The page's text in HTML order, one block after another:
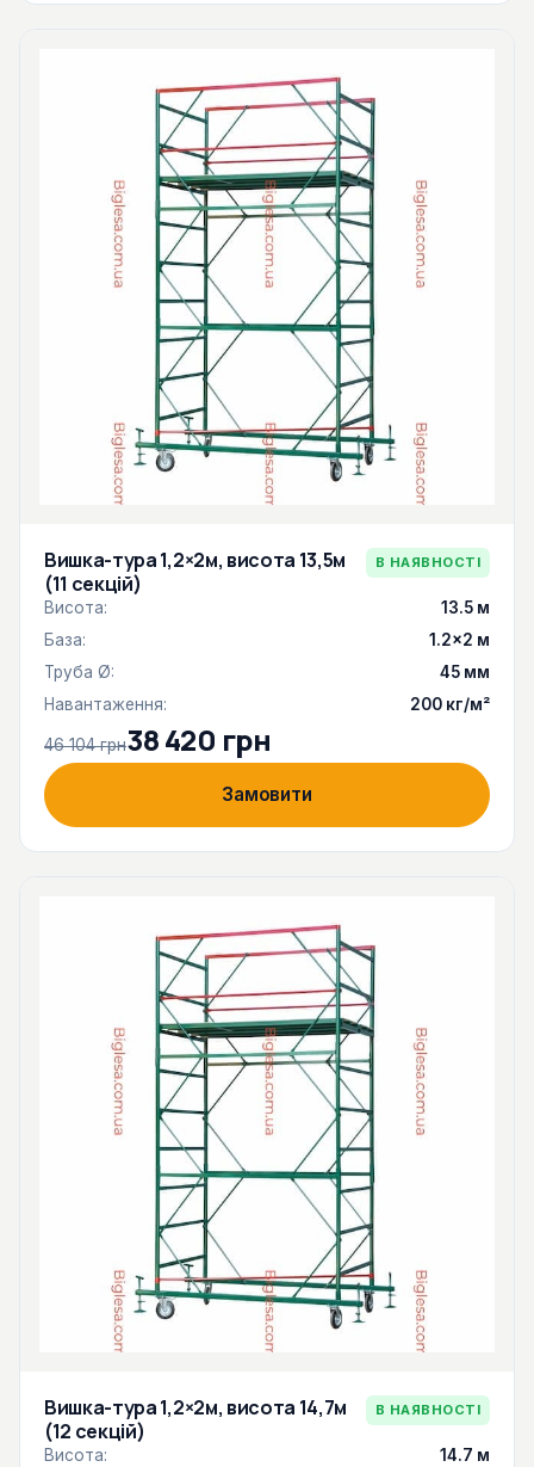
Вишка-тура 1,2×2м, висота 13,5м
(11 секцій)
В НАЯВНОСТІ
Висота:
13.5 м
База:
1.2×2 м
Труба Ø:
45 мм
Навантаження:
200 кг/м²
46 104 грн38 420 грн
Замовити
Вишка-тура 1,2×2м, висота 14,7м
(12 секцій)
В НАЯВНОСТІ
Висота:
14.7 м